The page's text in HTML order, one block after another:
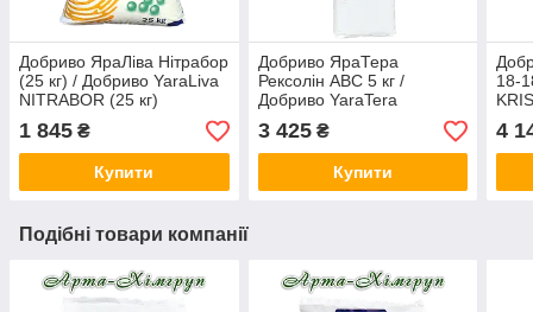
Добриво ЯраЛіва Нітрабор
(25 кг) / Добриво YaraLiva
NITRABOR (25 кг)
1 845 ₴
Купити
Добриво ЯраТера
Рексолін АВС 5 кг /
Добриво YaraTera
REXOLIN ABC 5 кг
3 425₴
Купити
18-
4
Подібні товари компанії